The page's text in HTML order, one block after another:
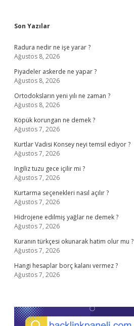
Sidebar
Son Yazılar
Radura nedir ne işe yarar ?
Ağustos 8, 2026
Piyadeler askerde ne yapar ?
Ağustos 8, 2026
Ortodoksların yeni yılı ne zaman ?
Ağustos 8, 2026
Köpük korungan ne demek ?
Ağustos 7, 2026
Kurtlar Vadisi Konsey neyi temsil ediyor ?
Ağustos 7, 2026
Ingiliz tuzu gece içilir mi ?
Ağustos 7, 2026
Kurtarma seçenekleri nasıl açılır ?
Ağustos 7, 2026
Hidrojene edilmiş yağlar ne demek ?
Ağustos 7, 2026
Kuranın türkçesi okunarak hatim olur mu ?
Ağustos 7, 2026
Hangi hesaplar borç kalanı vermez ?
Ağustos 7, 2026